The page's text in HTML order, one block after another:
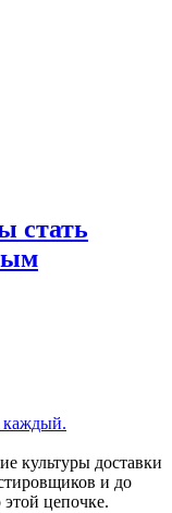
стать
каждый.
культуры доставки
и до
этой цепочке.